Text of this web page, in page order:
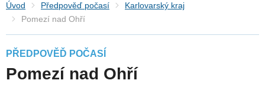
Úvod Předpověď počasí
Karlovarský kraj
Pomezí nad Ohří
PŘEDPOVĚĎ POČASÍ
Pomezí nad Ohří